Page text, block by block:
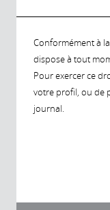
Conformément à
dispose à tout
Pour exercer ce
votre profil, ou de
journal.